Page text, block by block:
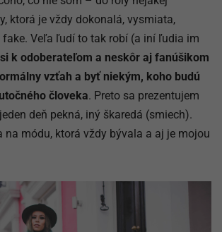
ktorá je vždy dokonalá, vysmiata,
fake. Veľa ľudí to tak robí (a iní ľudia im
k odoberateľom a neskôr aj fanúšikom
vzťah a byť niekým, koho budú
človeka. Preto sa prezentujem
deň pekná, iný škaredá (smiech).
na módu, ktorá vždy bývala a aj je mojou